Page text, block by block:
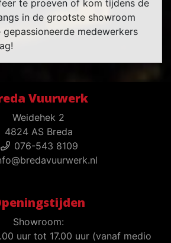
te proeven of kom tijdens de
in de grootste showroom
gepassioneerde medewerkers
Vuurwerk
Weidehek 2
4824 AS Breda
076-543 8109
Showroom:
uur tot 17.00 uur (vanaf medio